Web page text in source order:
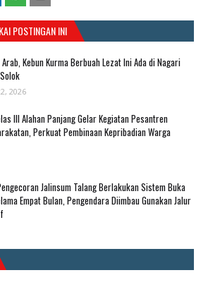
POSTINGAN INI
Kebun Kurma Berbuah Lezat Ini Ada di Nagari
2026
III Alahan Panjang Gelar Kegiatan Pesantren
Perkuat Pembinaan Kepribadian Warga
Jalinsum Talang Berlakukan Sistem Buka
Empat Bulan, Pengendara Diimbau Gunakan Jalur